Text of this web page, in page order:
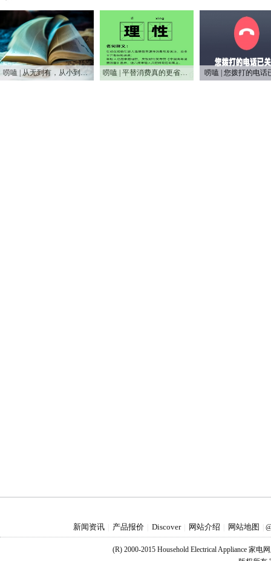
唠嗑 | 从无到有，从小到大，75年家电之变 唠嗑 | 平替消费真的更省钱吗？ 唠嗑 | 您拨打的电话
新闻资讯 产品报价 Discover 网站介绍 网站地图
(R) 2000-2015 Household Electrical Appliance 家电